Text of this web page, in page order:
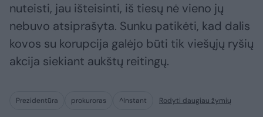
nuteisti, jau išteisinti, iš tiesų nė vieno jų
nebuvo atsiprašyta. Sunku patikėti, kad dalis
kovos su korupcija galėjo būti tik viešųjų ryšių
akcija siekiant aukštų reitingų.
Prezidentūra prokuroras ^Instant Rodyti daugiau žymių